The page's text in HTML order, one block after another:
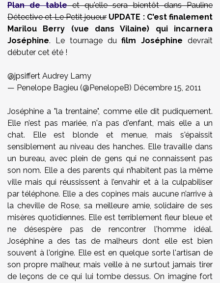
Plan de tableet qu'elle sera bientôt dans Pauline
Détective et Le Petit joueur UPDATE : C'est finalement
Marilou Berry (vue dans Vilaine) qui incarnera
Joséphine. Le tournage dufilm Joséphine devrait
débuter cet été !
@jpsiffert Audrey Lamy
— Penelope Bagieu (@PenelopeB) Décembre 15, 2011
Joséphine a "la trentaine", comme elle dit pudiquement.
Elle n’est pas mariée, n'a pas d'enfant, mais elle a un
chat. Elle est blonde et menue, mais s'épaissit
sensiblement au niveau des hanches. Elle travaille dans
un bureau, avec plein de gens qui ne connaissent pas
son nom. Elle a des parents qui n’habitent pas la même
ville mais qui réussissent à l’envahir et à la culpabiliser
par téléphone. Elle a des copines mais aucune n’arrive à
la cheville de Rose, sa meilleure amie, solidaire de ses
misères quotidiennes. Elle est terriblement fleur bleue et
ne désespère pas de rencontrer l'homme idéal.
Joséphine a des tas de malheurs dont elle est bien
souvent à l'origine. Elle est en quelque sorte l'artisan de
son propre malheur, mais veille à ne surtout jamais tirer
de leçons de ce qui lui tombe dessus. On imagine fort